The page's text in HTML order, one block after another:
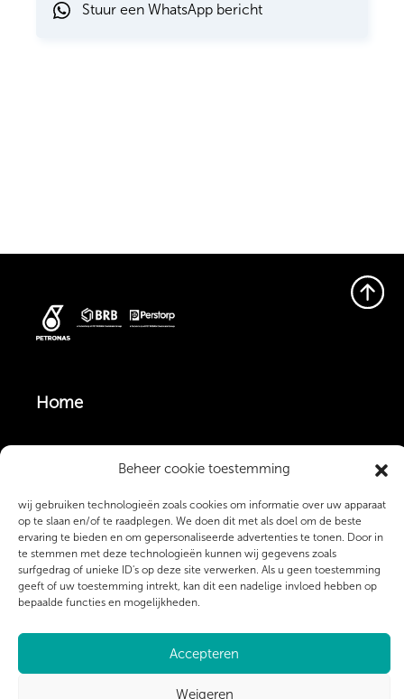
Beheer cookie toestemming
wij gebruiken technologieën zoals cookies om informatie over uw apparaat
op te slaan en/of te raadplegen. We doen dit met als doel om de beste
ervaring te bieden en om gepersonaliseerde advertenties te tonen. Door in
te stemmen met deze technologieën kunnen wij gegevens zoals
surfgedrag of unieke ID's op deze site verwerken. Als u geen toestemming
geeft of uw toestemming intrekt, kan dit een nadelige invloed hebben op
bepaalde functies en mogelijkheden.
Accepteren
Weigeren
Stuur een WhatsApp bericht
Home
Monteurs & Operators
Over ons